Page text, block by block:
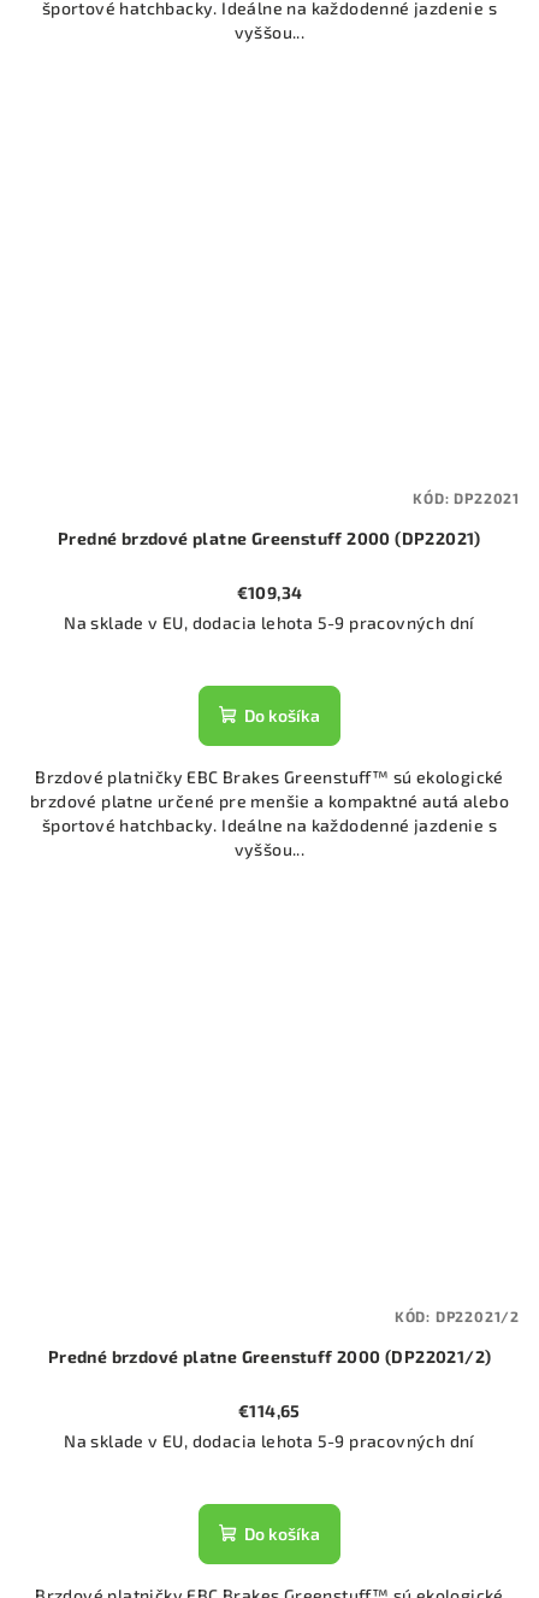
športové hatchbacky. Ideálne na každodenné jazdenie s
vyššou...
Predné brzdové platne Greenstuff 2000 (DP22021)
€109,34
Na sklade v EU, dodacia lehota 5-9 pracovných dní
Do košíka
Brzdové platničky EBC Brakes Greenstuff™ sú ekologické
brzdové platne určené pre menšie a kompaktné autá alebo
športové hatchbacky. Ideálne na každodenné jazdenie s
vyššou...
KÓD:DP22021
Predné brzdové platne Greenstuff 2000 (DP22021/2)
€114,65
Na sklade v EU, dodacia lehota 5-9 pracovných dní
Do košíka
KÓD: DP22021/2